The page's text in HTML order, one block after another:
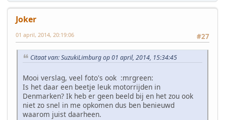
Joker
#27
01 april, 2014, 20:19:06
Citaat van: SuzukiLimburg op 01 april, 2014, 15:34:45
Mooi verslag, veel foto's ook :mrgreen:
Is het daar een beetje leuk motorrijden in
Denmarken? Ik heb er geen beeld bij en het zou ook
niet zo snel in me opkomen dus ben benieuwd
waarom juist daarheen.